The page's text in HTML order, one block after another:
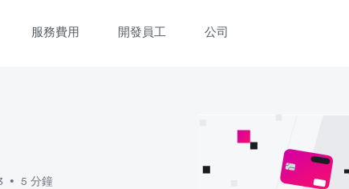
服務費用 開發員工 公司
• 5 分鐘